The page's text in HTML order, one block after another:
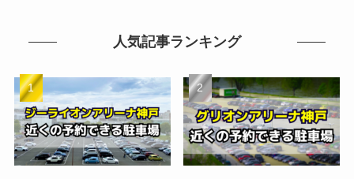
人気記事ランキング